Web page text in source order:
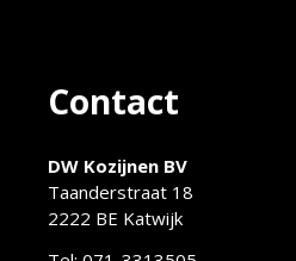
Contact
DW Kozijnen BV
Taanderstraat 18
2222 BE Katwijk